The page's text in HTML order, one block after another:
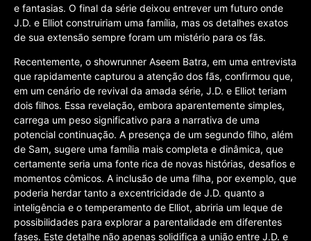
e fantasias. O final da série deixou entrever um futuro onde
J.D. e Elliot construiriam uma família, mas os detalhes exatos
de sua extensão sempre foram um mistério para os fãs.
Recentemente, o showrunner Aseem Batra, em uma entrevista
que rapidamente capturou a atenção dos fãs, confirmou que,
em um cenário de revival da amada série, J.D. e Elliot teriam
dois filhos. Essa revelação, embora aparentemente simples,
carrega um peso significativo para a narrativa de uma
potencial continuação. A presença de um segundo filho, além
de Sam, sugere uma família mais completa e dinâmica, que
certamente seria uma fonte rica de novas histórias, desafios e
momentos cômicos. A inclusão de uma filha, por exemplo, que
poderia herdar tanto a excentricidade de J.D. quanto a
inteligência e o temperamento de Elliot, abriria um leque de
possibilidades para explorar a parentalidade em diferentes
fases. Este detalhe não apenas solidifica a união entre J.D. e